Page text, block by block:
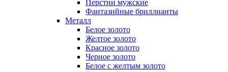
Перстни мужские
Фантазийные бриллианты
Металл
Белое золото
Желтое золото
Красное золото
Черное золото
Белое с желтым золото